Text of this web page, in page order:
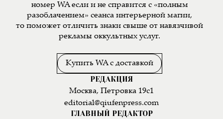
номер WA если и не справится с «полным
разоблачением» сеанса интерьерной магии,
то поможет отличить знаки свыше от навязчивой
рекламы оккультных услуг.
Купить WA с доставкой
РЕДАКЦИЯ
Москва, Петровка 19с1
editorial@qiufenpress.com
ГЛАВНЫЙ РЕДАКТОР